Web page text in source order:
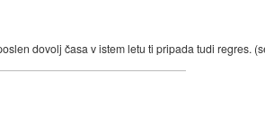
dovolj časa v istem letu ti pripada tudi regres.